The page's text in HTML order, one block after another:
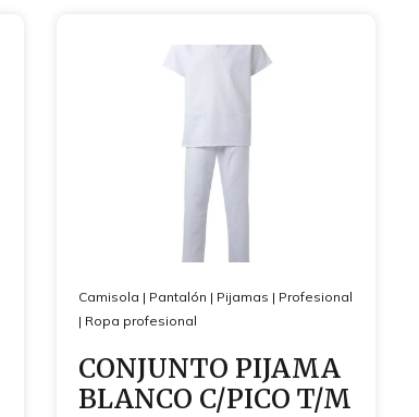
Camisola | Pantalón | Pijamas | Profesional
| Ropa profesional
CONJUNTO PIJAMA
BLANCO C/PICO T/M